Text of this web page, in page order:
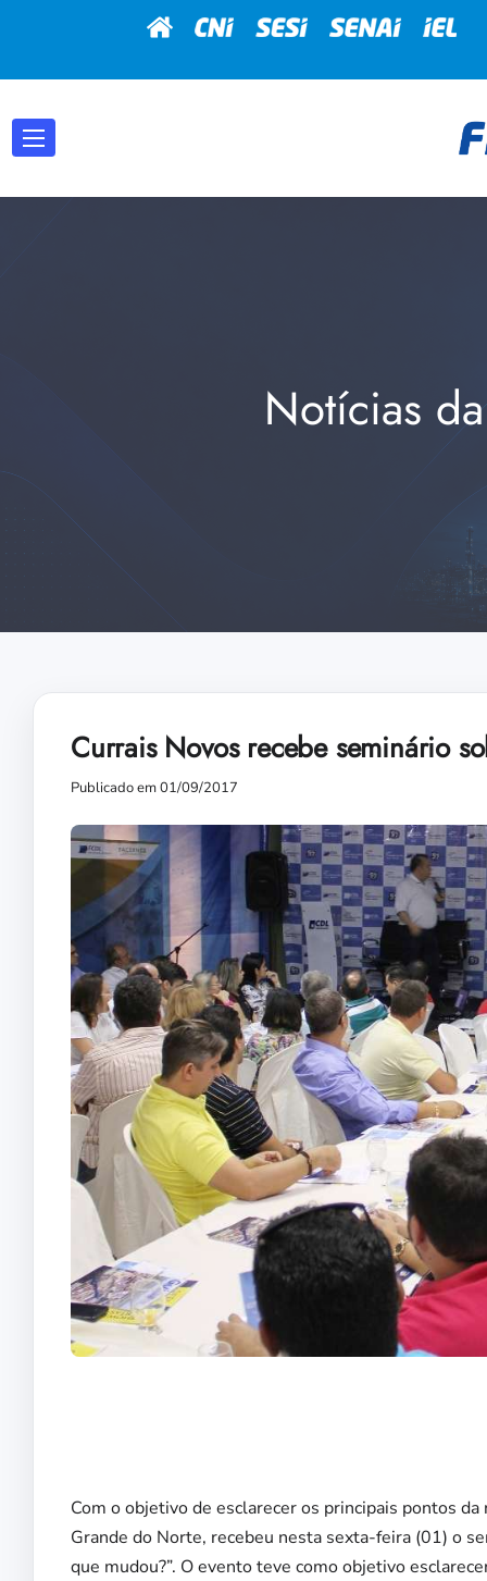
Notícias
Currais Novos recebe seminário
Publicado em 01/09/2017
Com o objetivo de esclarecer os principais pontos
Grande do Norte, recebeu nesta sexta-feira (01) o
que mudou?”. O evento teve como objetivo